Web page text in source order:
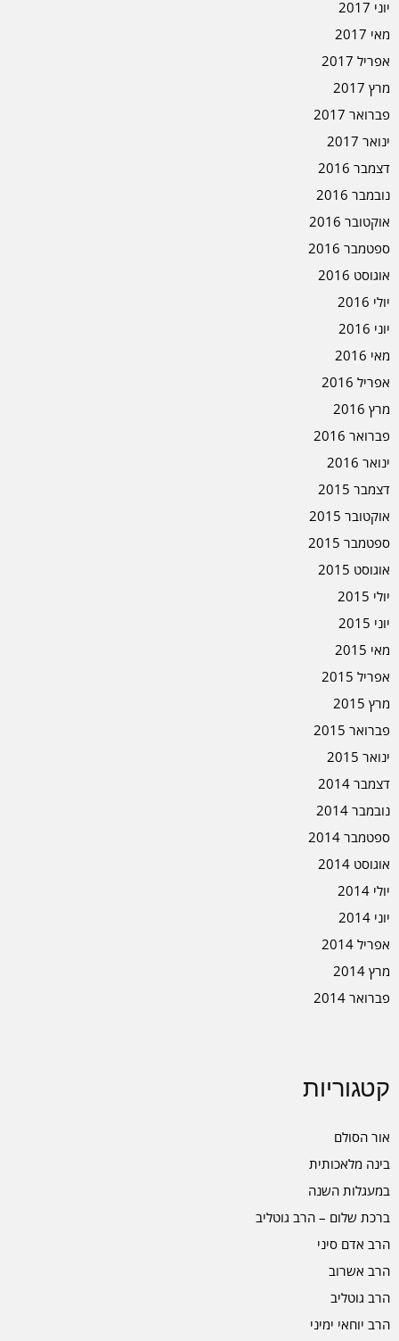
יוני 2017
מאי 2017
אפריל 2017
מרץ 2017
פברואר 2017
ינואר 2017
דצמבר 2016
נובמבר 2016
אוקטובר 2016
ספטמבר 2016
אוגוסט 2016
יולי 2016
יוני 2016
מאי 2016
אפריל 2016
מרץ 2016
פברואר 2016
ינואר 2016
דצמבר 2015
אוקטובר 2015
ספטמבר 2015
אוגוסט 2015
יולי 2015
יוני 2015
מאי 2015
אפריל 2015
מרץ 2015
פברואר 2015
ינואר 2015
דצמבר 2014
נובמבר 2014
ספטמבר 2014
אוגוסט 2014
יולי 2014
יוני 2014
אפריל 2014
מרץ 2014
פברואר 2014
קטגוריות
אור הסולם
בינה מלאכותית
במעגלות השנה
ברכת שלום – הרב גוטליב
הרב אדם סיני
הרב אשרוב
הרב גוטליב
הרב יוחאי ימיני